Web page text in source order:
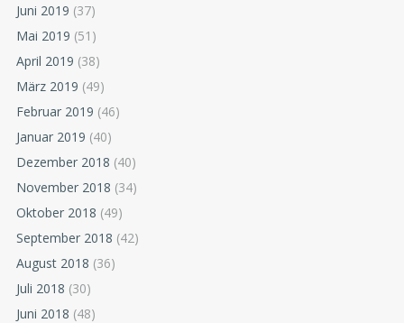
Juni 2019 (37)
Mai 2019 (51)
April 2019 (38)
März 2019 (49)
Februar 2019 (46)
Januar 2019 (40)
Dezember 2018 (40)
November 2018 (34)
Oktober 2018 (49)
September 2018 (42)
August 2018 (36)
Juli 2018 (30)
Juni 2018 (48)